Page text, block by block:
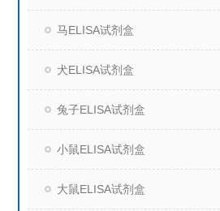
马ELISA试剂盒
犬ELISA试剂盒
兔子ELISA试剂盒
小鼠ELISA试剂盒
大鼠ELISA试剂盒